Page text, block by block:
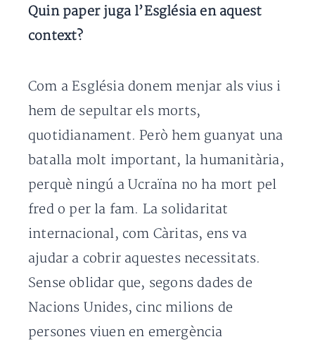
Quin paper juga l’Església en aquest
context?
Com a Església donem menjar als vius i
hem de sepultar els morts,
quotidianament. Però hem guanyat una
batalla molt important, la humanitària,
perquè ningú a Ucraïna no ha mort pel
fred o per la fam. La solidaritat
internacional, com Càritas, ens va
ajudar a cobrir aquestes necessitats.
Sense oblidar que, segons dades de
Nacions Unides, cinc milions de
persones viuen en emergència